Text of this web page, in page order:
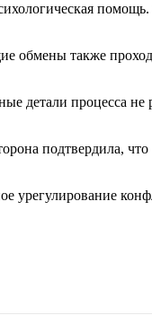
обмены также
процесса не
подтвердила,
урегулирование